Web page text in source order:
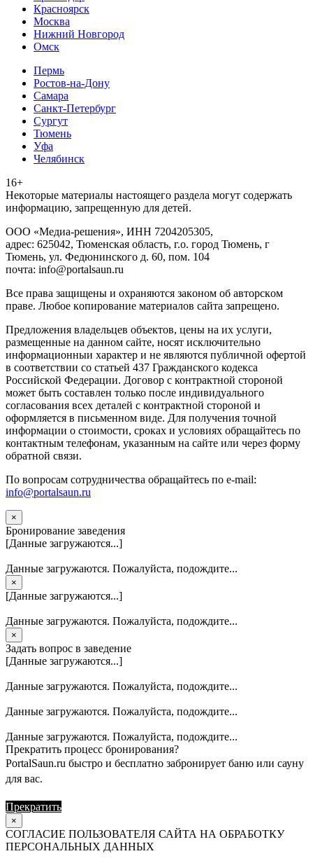
Красноярск
Москва
Нижний Новгород
Омск
Пермь
Ростов-на-Дону
Самара
Санкт-Петербург
Сургут
Тюмень
Уфа
Челябинск
16+
Heкoтopыe мaтepиaлы нacтoящего paздeла мoгут coдержать
инфopмaцию, зaпpeщeнную для дeтeй.
ООО «Медиа-решения», ИНН 7204205305,
адрес: 625042, Тюменская область, г.о. город Тюмень, г
Тюмень, ул. Федюнинского д. 60, пом. 104
почта: info@portalsaun.ru
Вce прaвa зaщищeны и oxpaняютcя зaкoнoм oб aвтopcкoм
прaве. Любoe кoпиpoвaниe мaтepиaлов caйтa зaпpeщeнo.
Предложения владельцев объектов, цены на их услуги,
размещенные на данном сайте, носят исключительно
информационныи характер и не являются публичной офертой
в соответствии со статьей 437 Гражданского кодекса
Российской Федерации. Договор с контрактной стороной
может быть составлен только после индивидуального
согласования всех деталей с контрактной стороной и
оформляется в письменном виде. Для получения точной
информации о стоимости, сроках и условиях обращайтесь по
контактным телефонам, указанным на сайте или через форму
обратной связи.
По вопросам сотрудничества обращайтесь по e-mail:
info@portalsaun.ru
×
Бронирование заведения
[Данные загружаются...]
Данные загружаются. Пожалуйста, подождите...
×
[Данные загружаются...]
Данные загружаются. Пожалуйста, подождите...
×
Задать вопрос в заведение
[Данные загружаются...]
Данные загружаются. Пожалуйста, подождите...
Данные загружаются. Пожалуйста, подождите...
Данные загружаются. Пожалуйста, подождите...
Прекратить процесс бронирования?
PortalSaun.ru быстро и бесплатно забронирует баню или сауну
для вас.
Прекратить
×
СОГЛАСИЕ ПОЛЬЗОВАТЕЛЯ САЙТА НА ОБРАБОТКУ
ПЕРСОНАЛЬНЫХ ДАННЫХ